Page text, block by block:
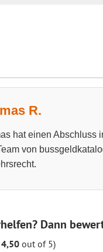
R.
hat einen Abschluss
von
Dann
4,50 out of 5)